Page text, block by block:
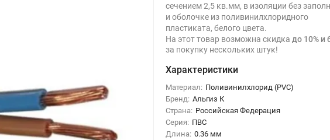
сечением 2,5 кв.мм, в изоляции без
и оболочке из поливинилхлоридного
пластиката, белого цвета.
На этот товар возможна скидкадо 10% и
за покупку нескольких штук!
Характеристики
Материал: Поливинилхлорид (PVC)
Бренд: Альгиз К
Страна: Российская Федерация
Серия: ПВС
Длина: 0.36 мм